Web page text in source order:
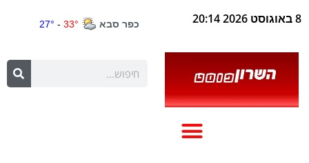
8 באוגוסט 2026 20:14